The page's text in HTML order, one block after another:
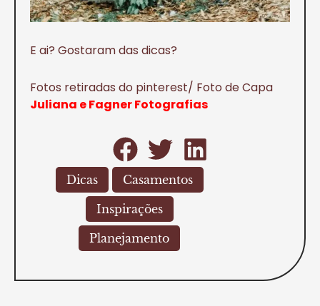
E ai? Gostaram das dicas?
Fotos retiradas do pinterest/ Foto de Capa
Juliana e Fagner Fotografias
Dicas Casamentos
Inspirações
Planejamento